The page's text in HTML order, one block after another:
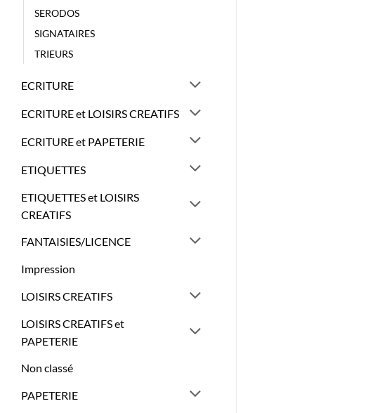
SERODOS
SIGNATAIRES
TRIEURS
ECRITURE
ECRITURE et LOISIRS CREATIFS
ECRITURE et PAPETERIE
ETIQUETTES
ETIQUETTES et LOISIRS
CREATIFS
FANTAISIES/LICENCE
Impression
LOISIRS CREATIFS
LOISIRS CREATIFS et
PAPETERIE
Non classé
PAPETERIE